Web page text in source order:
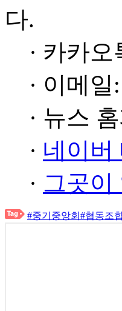
다.
· 카카
· 이메일:
· 뉴스
· 네이
· 그곳
#중기중앙회 #협동조